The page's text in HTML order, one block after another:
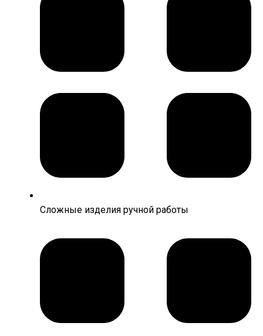
Сложные изделия ручной работы